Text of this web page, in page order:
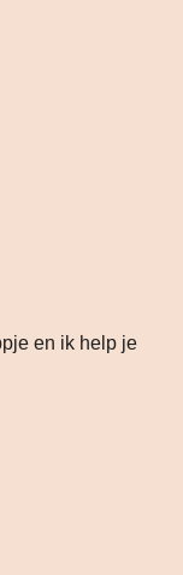
en ik help je